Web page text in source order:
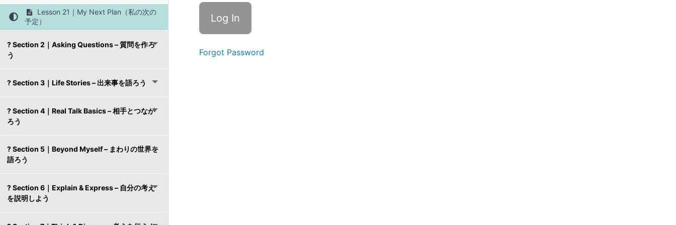
Lesson 21｜My Next Plan（私の次の
予定）
? Section 2｜Asking Questions – 質問を作ろ
う
? Section 3｜Life Stories – 出来事を語ろう
? Section 4｜Real Talk Basics – 相手とつなが
ろう
? Section 5｜Beyond Myself – まわりの世界を
語ろう
? Section 6｜Explain & Express – 自分の考え
を説明しよう
Forgot Password